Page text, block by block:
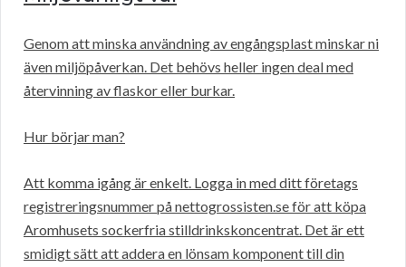
Genom att minska användning av engångsplast minskar ni
även miljöpåverkan. Det behövs heller ingen deal med
återvinning av flaskor eller burkar.
Hur börjar man?
Att komma igång är enkelt. Logga in med ditt företags
registreringsnummer på nettogrossisten.se för att köpa
Aromhusets sockerfria stilldrinkskoncentrat. Det är ett
smidigt sätt att addera en lönsam komponent till din